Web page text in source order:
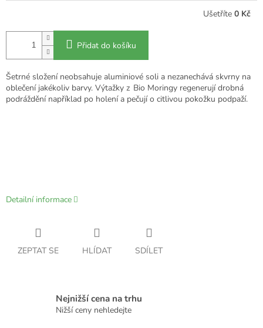
Ušetříte 0 Kč
Přidat do košíku
Šetrné složení neobsahuje aluminiové soli a nezanechává skvrny na
oblečení jakékoliv barvy. Výtažky z Bio Moringy regenerují drobná
podráždění například po holení a pečují o citlivou pokožku podpaží.
Detailní informace
ZEPTAT SE HLÍDAT SDÍLET
Nejnižší cena na trhu
Nižší ceny nehledejte